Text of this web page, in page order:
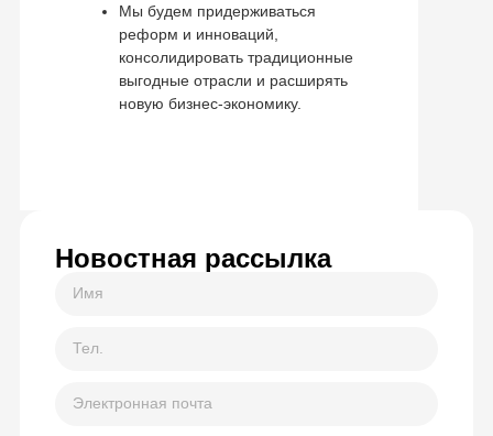
Мы будем придерживаться
реформ и инноваций,
консолидировать традиционные
выгодные отрасли и расширять
новую бизнес-экономику.
Новостная рассылка